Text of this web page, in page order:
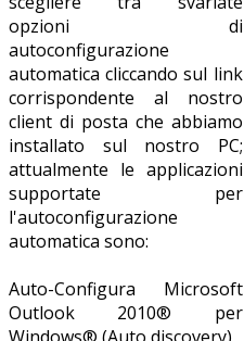
opzioni di
autoconfigurazione
automatica cliccando sul link
corrispondente al nostro
client di posta che abbiamo
installato sul nostro PC;
attualmente le applicazioni
supportate per
l'autoconfigurazione
automatica sono:
Auto-Configura Microsoft
Outlook 2010® per